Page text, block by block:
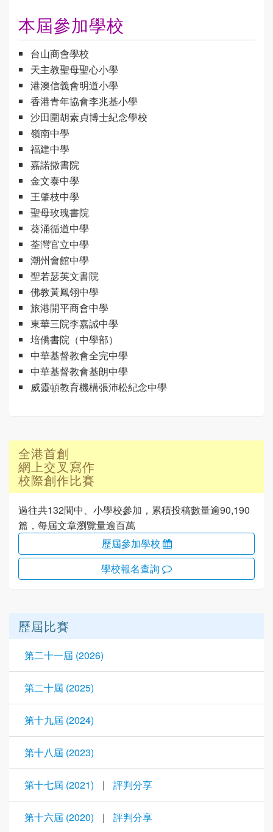
本屆參加學校
台山商會學校
天主教聖母聖心小學
港澳信義會明道小學
香港青年協會李兆基小學
沙田圍胡素貞博士紀念學校
嶺南中學
福建中學
嘉諾撒書院
金文泰中學
王肇枝中學
聖母玫瑰書院
葵涌循道中學
荃灣官立中學
潮州會館中學
聖若瑟英文書院
佛教黃鳳翎中學
旅港開平商會中學
東華三院李嘉誠中學
培僑書院（中學部）
中華基督教會全完中學
中華基督教會基朗中學
威靈頓教育機構張沛松紀念中學
全港首創
網上交叉寫作
校際創作比賽
過往共132間中、小學校參加，累積投稿數量逾90,190
篇，每屆文章瀏覽量逾百萬
歷屆參加學校
學校報名查詢
歷屆比賽
第二十一屆 (2026)
第二十屆 (2025)
第十九屆 (2024)
第十八屆 (2023)
第十七屆 (2021) | 評判分享
第十六屆 (2020) | 評判分享